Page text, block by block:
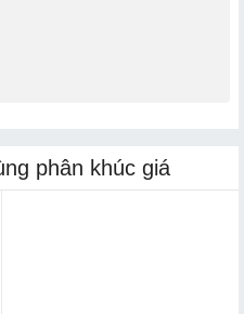
phân khúc giá